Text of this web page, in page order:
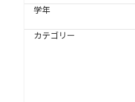
学年
カテゴリー